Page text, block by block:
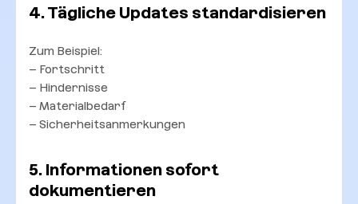
4. Tägliche Updates standardisieren
Zum Beispiel:
– Fortschritt
– Hindernisse
– Materialbedarf
– Sicherheitsanmerkungen
5. Informationen sofort
dokumentieren